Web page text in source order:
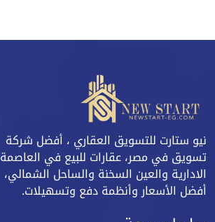
نيو ستارت للتسويق العقاري ، أفضل شركة
تسويق في مصر، عقارات للبيع في العاصمة
الادارية والعين السخنة والساحل الشمالي،
أفضل الأسعار وأنظمة دفع وتسهيلات.